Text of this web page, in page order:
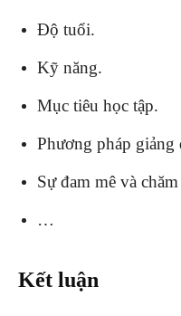
Độ tuổi.
Kỹ năng.
Mục tiêu học tập.
Phương pháp giảng
Sự đam mê và
…
Kết luận